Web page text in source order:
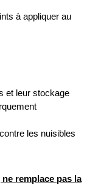
à appliquer au
et leur stockage
les nuisibles
remplace pas la